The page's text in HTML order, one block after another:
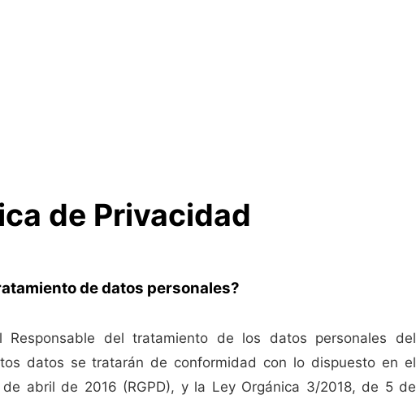
de Privacidad
de datos personales?
Responsable del tratamiento de los datos personales del
datos se tratarán de conformidad con lo dispuesto en el
abril de 2016 (RGPD), y la Ley Orgánica 3/2018, de 5 de